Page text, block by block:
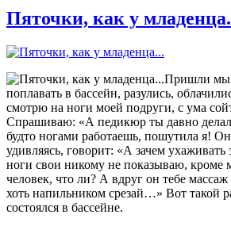
Пяточки, как у
Пришли мы
поплавать в бассейн, разулись,
смотрю на ноги моей подруги, с ума
Спрашиваю: «А педикюр ты давно
будто ногами работаешь, пошутила я!
удивляясь, говорит: «А зачем ухаживать
ноги свои никому не показываю,
человек, что ли? А вдруг он тебе массаж
хоть напильником срезай…» Вот такой
состоялся в бассейне.